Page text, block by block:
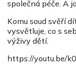
společná péče. A
Komu soud svěří
vysvětluje, co s
výživy dětí.
https://youtu.be/